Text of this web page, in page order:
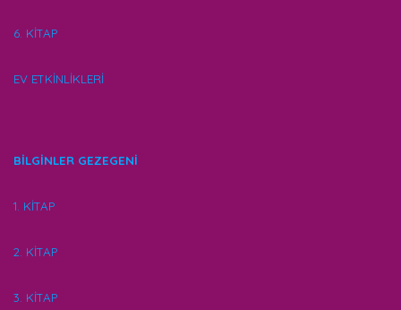
6. KİTAP
EV ETKİNLİKLERİ
BİLGİNLER GEZEGENİ
1. KİTAP
2. KİTAP
3. KİTAP